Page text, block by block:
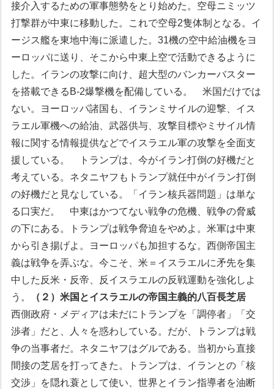
接介入するための軍事態勢をとり始めた。空母ニミッツ
打撃群が中東に移動した。これで空母2隻体制となる。イ
ージス艦を東地中海に派遣した。31機の空中給油機をヨ
ーロッパに送り、そこから中東上空で活動できるように
した。イランの攻撃に向け、超大型のバンカーバスター
を搭載できるB-2爆撃機を配備している。
米国だけでは
ない。ヨーロッパ諸国も、イランミサイルの迎撃、イス
ラエル軍機への給油、武器供与、攻撃目標やミサイル情
報に関する情報提供などでイスラエル軍の攻撃を全面支
援している。
トランプは、今がイラン打倒の好機だと
考えている。ネタニヤフもトランプ就任中がイラン打倒
の好機だと見なしている。「イラン核兵器問題」は単な
る口実だ。
中東はかつてない戦争の危機、戦争の脅威
の下にある。トランプは戦争脅迫をやめよ。米軍は中東
から引き揚げよ。ヨーロッパも加担するな。西側帝国主
義は戦争を弄ぶな。今こそ、米＝イスラエルに矛先を集
中した反米・反帝、反イスラエルの反戦運動を強化しよ
う。
（２）米国とイスラエルの帝国主義的八百長芝居
西側政府・メディアは未だにトランプを「調停者」「交
渉者」だと、人々を惑わしている。だが、トランプは戦
争の当事者だ。ネタニヤフはグルである。当初から直接
間接の芝居を打ってきた。トランプは、イランとの「核
交渉」を隠れ蓑として使い、世界とイラン指導者を油断